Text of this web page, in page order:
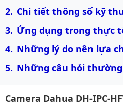
Chi tiết thông số kỹ
Ứng dụng trong thực
Những lý do nên lựa
Những câu hỏi
Camera Dahua DH-IPC-